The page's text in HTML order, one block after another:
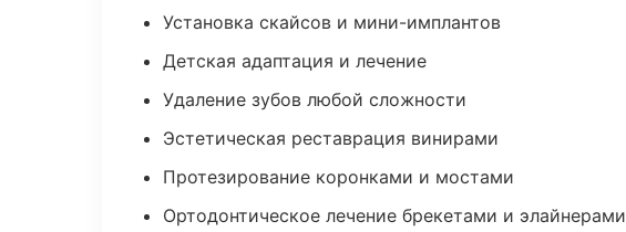
Установка скайсов и мини-имплантов
Детская адаптация и лечение
Удаление зубов любой сложности
Эстетическая реставрация винирами
Протезирование коронками и мостами
Ортодонтическое лечение брекетами и элайнерами